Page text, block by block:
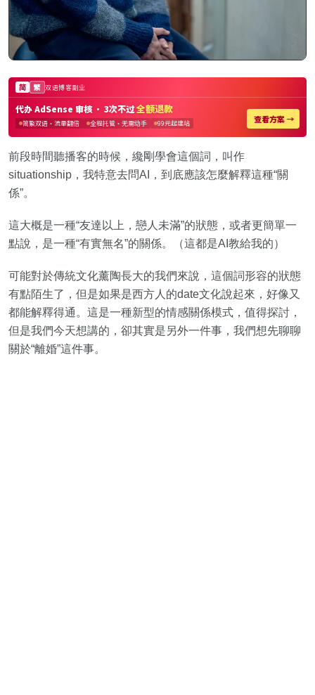
前段時間聽播客的時候，纔剛學會這個詞，叫作
situationship，我特意去問AI，到底應該怎麼解釋這種“關
係”。
這大概是一種“友達以上，戀人未滿”的狀態，或者更簡單一
點說，是一種“有實無名”的關係。（這都是AI教給我的）
可能對於傳統文化薰陶長大的我們來說，這個詞形容的狀態
有點陌生了，但是如果是西方人的date文化說起來，好像又
都能解釋得通。這是一種新型的情感關係模式，值得探討，
但是我們今天想講的，卻其實是另外一件事，我們想先聊聊
關於“離婚”這件事。